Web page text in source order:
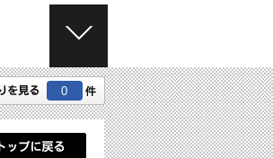
E
N 0